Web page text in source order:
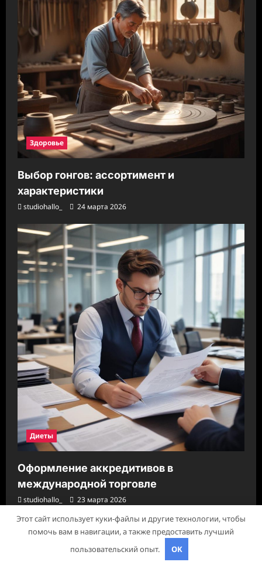
Здоровье
Выбор гонгов: ассортимент и
характеристики
studiohallo_ 24 марта 2026
Диеты
Оформление аккредитивов в
международной торговле
studiohallo_ 23 марта 2026
Авторское право © 2026 Все права зарезервированы.
ReviewNewsот AF themes.
Этот сайт использует куки-файлы и другие технологии, чтобы
помочь вам в навигации, а также предоставить лучший
пользовательский опыт.
OK